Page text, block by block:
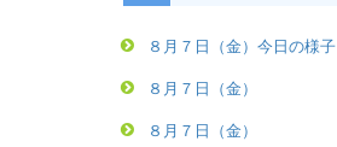
８月７日（金）今日の様子
８月７日（金）
８月７日（金）